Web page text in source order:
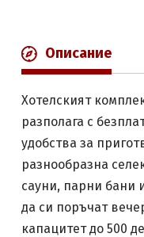
Описание
Хотелският
разполага с
удобства за
разнообразна
сауни, парни бани
да си поръчат
капацитет до 500